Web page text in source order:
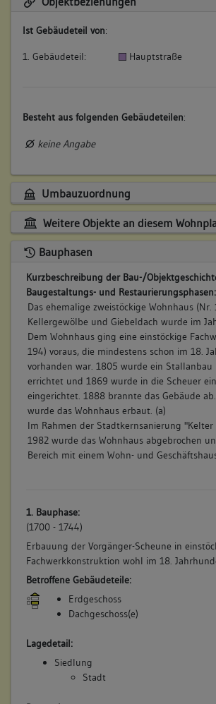
Ist Gebäudeteil von:
1. Gebäudeteil: Hauptstraße
Besteht aus folgenden Gebäudeteilen:
keine Angabe
Umbauzuordnung
Weitere Objekte an diesem
Bauphasen
Kurzbeschreibung der Bau-/
Baugestaltungs- und Restaurierungsphasen:
Das ehemalige zweistöckige Wohnhaus
Kellergewölbe und Giebeldach wurde im
Dem Wohnhaus ging eine einstöckige
194) voraus, die mindestens schon im 18.
vorhanden war. 1805 wurde ein Stallanbau
errichtet und 1869 wurde in die Scheuer
eingerichtet. 1888 brannte das Gebäude
wurde das Wohnhaus erbaut. (a)
Im Rahmen der Stadtkernsanierung "Kelter
1982 wurde das Wohnhaus abgebrochen
Bereich mit einem Wohn- und
1. Bauphase:
(1700 - 1744)
Erbauung der Vorgänger-Scheune in
Fachwerkkonstruktion wohl im 18.
Betroffene Gebäudeteile:
Erdgeschoss
Dachgeschoss(e)
Lagedetail:
Siedlung
Stadt